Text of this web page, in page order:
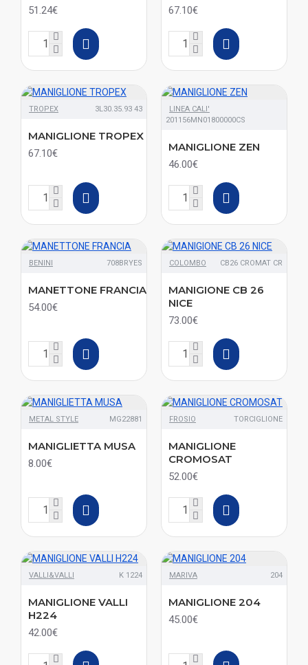
51.24€ 67.10€
TROPEX 3L30.35.93 43
MANIGLIONE TROPEX
67.10€
LINEA CALI'
201156MN01800000CS
MANIGLIONE ZEN
46.00€
BENINI 708BRYES
MANETTONE FRANCIA
54.00€
COLOMBO CB26 CROMAT CR
MANIGIONE CB 26
NICE
73.00€
METAL STYLE MG22881
MANIGLIETTA MUSA
8.00€
FROSIO TORCIGLIONE
MANIGLIONE
CROMOSAT
52.00€
VALLI&VALLI K 1224
MANIGLIONE VALLI
H224
42.00€
MARIVA 204
MANIGLIONE 204
45.00€